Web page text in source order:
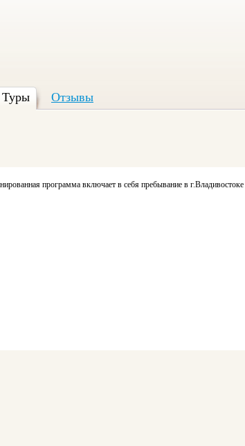
Туры Отзывы
программа включает в себя пребывание в г.Владивостоке